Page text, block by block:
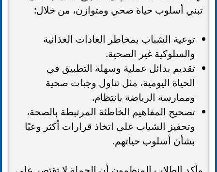
تبني أسلوب حياة صحي ومتوازن، من خلال:
توعية الشباب بمخاطر العادات الغذائية
والسلوكية غير الصحية.
تقديم بدائل عملية وسهلة التطبيق في
الحياة اليومية، مثل تناول وجبات صحية
وممارسة الرياضة بانتظام.
تصحيح المفاهيم الخاطئة المرتبطة بالصحة،
وتحفيز الشباب على اتخاذ قرارات أكثر وعيًا
بشأن أسلوب حياتهم.